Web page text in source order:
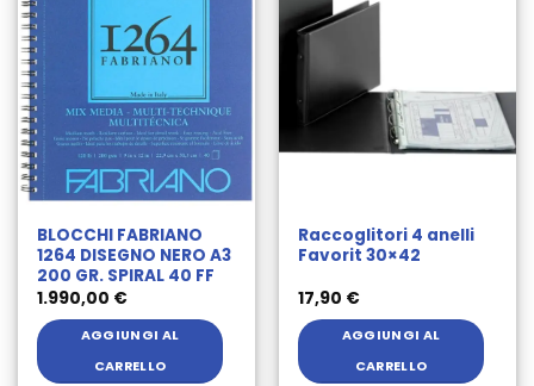
BLOCCHI FABRIANO
1264 DISEGNO NERO A3
200 GR. SPIRAL 40 FF
1.990,00 €
AGGIUNGI AL
CARRELLO
Raccoglitori 4 anelli
Favorit 30×42
17,90 €
AGGIUNGI AL
CARRELLO